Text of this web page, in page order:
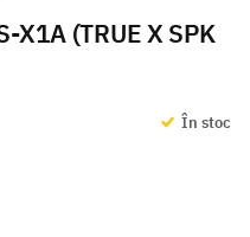
X1A (TRUE X SPK
În stoc